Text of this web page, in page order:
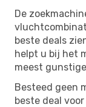
De
beste deals
helpt u bij het
meest
Besteed geen
beste deal